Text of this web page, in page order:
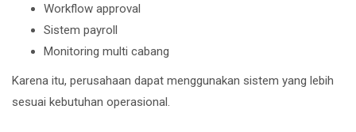
Workflow approval
Sistem payroll
Monitoring multi cabang
Karena itu, perusahaan dapat menggunakan sistem yang lebih
sesuai kebutuhan operasional.